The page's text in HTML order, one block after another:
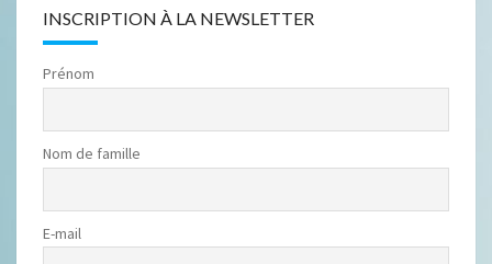
INSCRIPTION À LA NEWSLETTER
Prénom
Nom de famille
E-mail